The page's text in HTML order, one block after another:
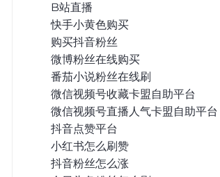
B站直播
快手小黄色购买
购买抖音粉丝
微博粉丝在线购买
番茄小说粉丝在线刷
微信视频号收藏卡盟自助平台
微信视频号直播人气卡盟自助平台
抖音点赞平台
小红书怎么刷赞
抖音粉丝怎么涨